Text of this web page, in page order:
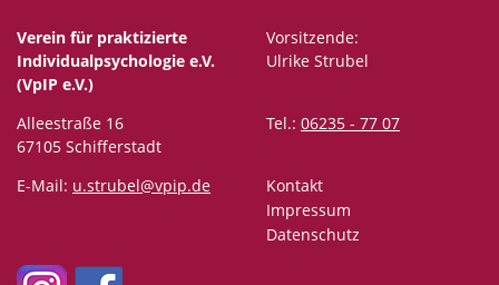
Verein für praktizierte
Individualpsychologie e.V.
(VpIP e.V.)
Vorsitzende:
Ulrike Strubel
Alleestraße 16
67105 Schifferstadt
Tel.: 06235 - 77 07
E-Mail: u.strubel@vpip.de
Kontakt
Impressum
Datenschutz